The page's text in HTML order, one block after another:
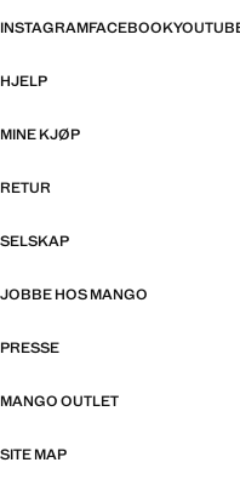
INSTAGRAMFACEBOOK
HJELP
MINE KJØP
RETUR
SELSKAP
JOBBE HOS MANGO
PRESSE
MANGO OUTLET
SITE MAP